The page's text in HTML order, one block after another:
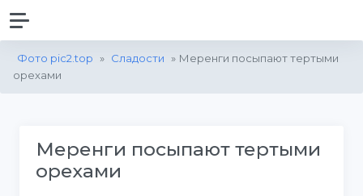
Фото pic2.top » Сладости
» Меренги посыпают тертыми
орехами
Меренги посыпают тертыми
орехами